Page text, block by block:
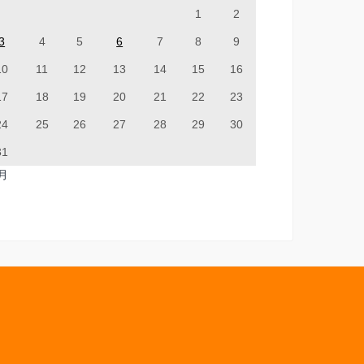
1 2
4 5 6 7 8 9
11 12 13 14 15 16
18 19 20 21 22 23
25 26 27 28 29 30